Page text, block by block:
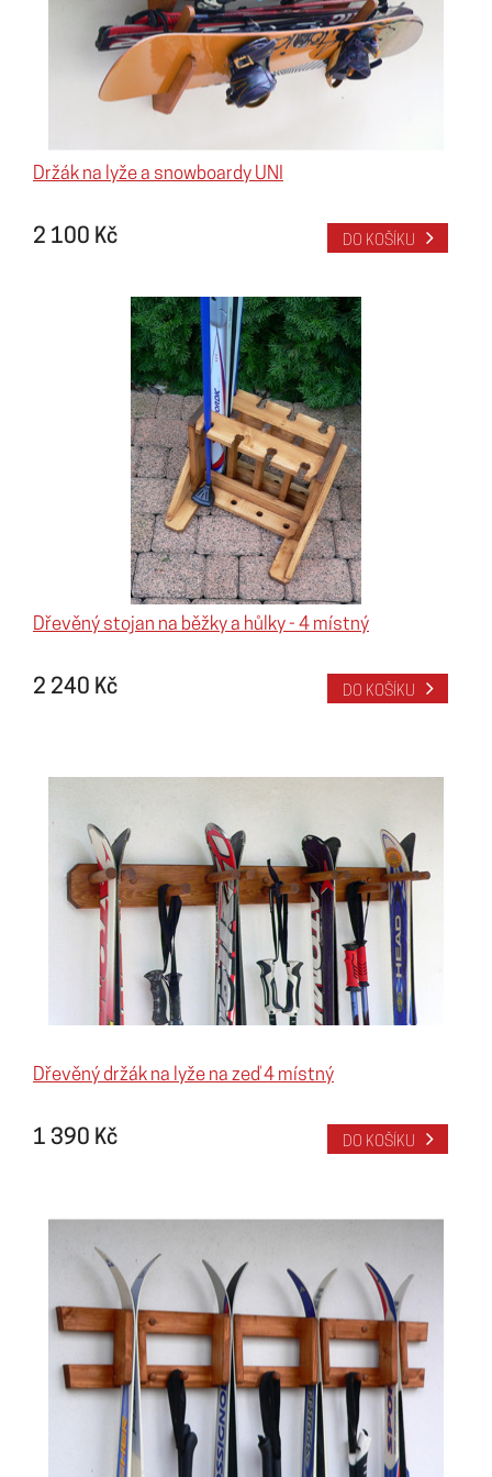
Držák na lyže a snowboardy UNI
2 100 Kč DO KOŠÍKU
Dřevěný stojan na běžky a hůlky - 4 místný
2 240 Kč DO KOŠÍKU
Dřevěný držák na lyže na zeď 4 místný
1 390 Kč DO KOŠÍKU